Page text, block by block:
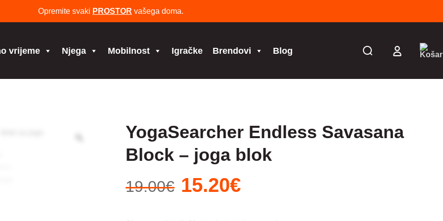
Opremite svaki PROSTOR vašega doma.
vrijeme Njega Mobilnost Igračke Brendovi Blog
YogaSearcher Endless Savasana
Block – joga blok
19.00€ Izvorna
cijena
15.20€Trenutna